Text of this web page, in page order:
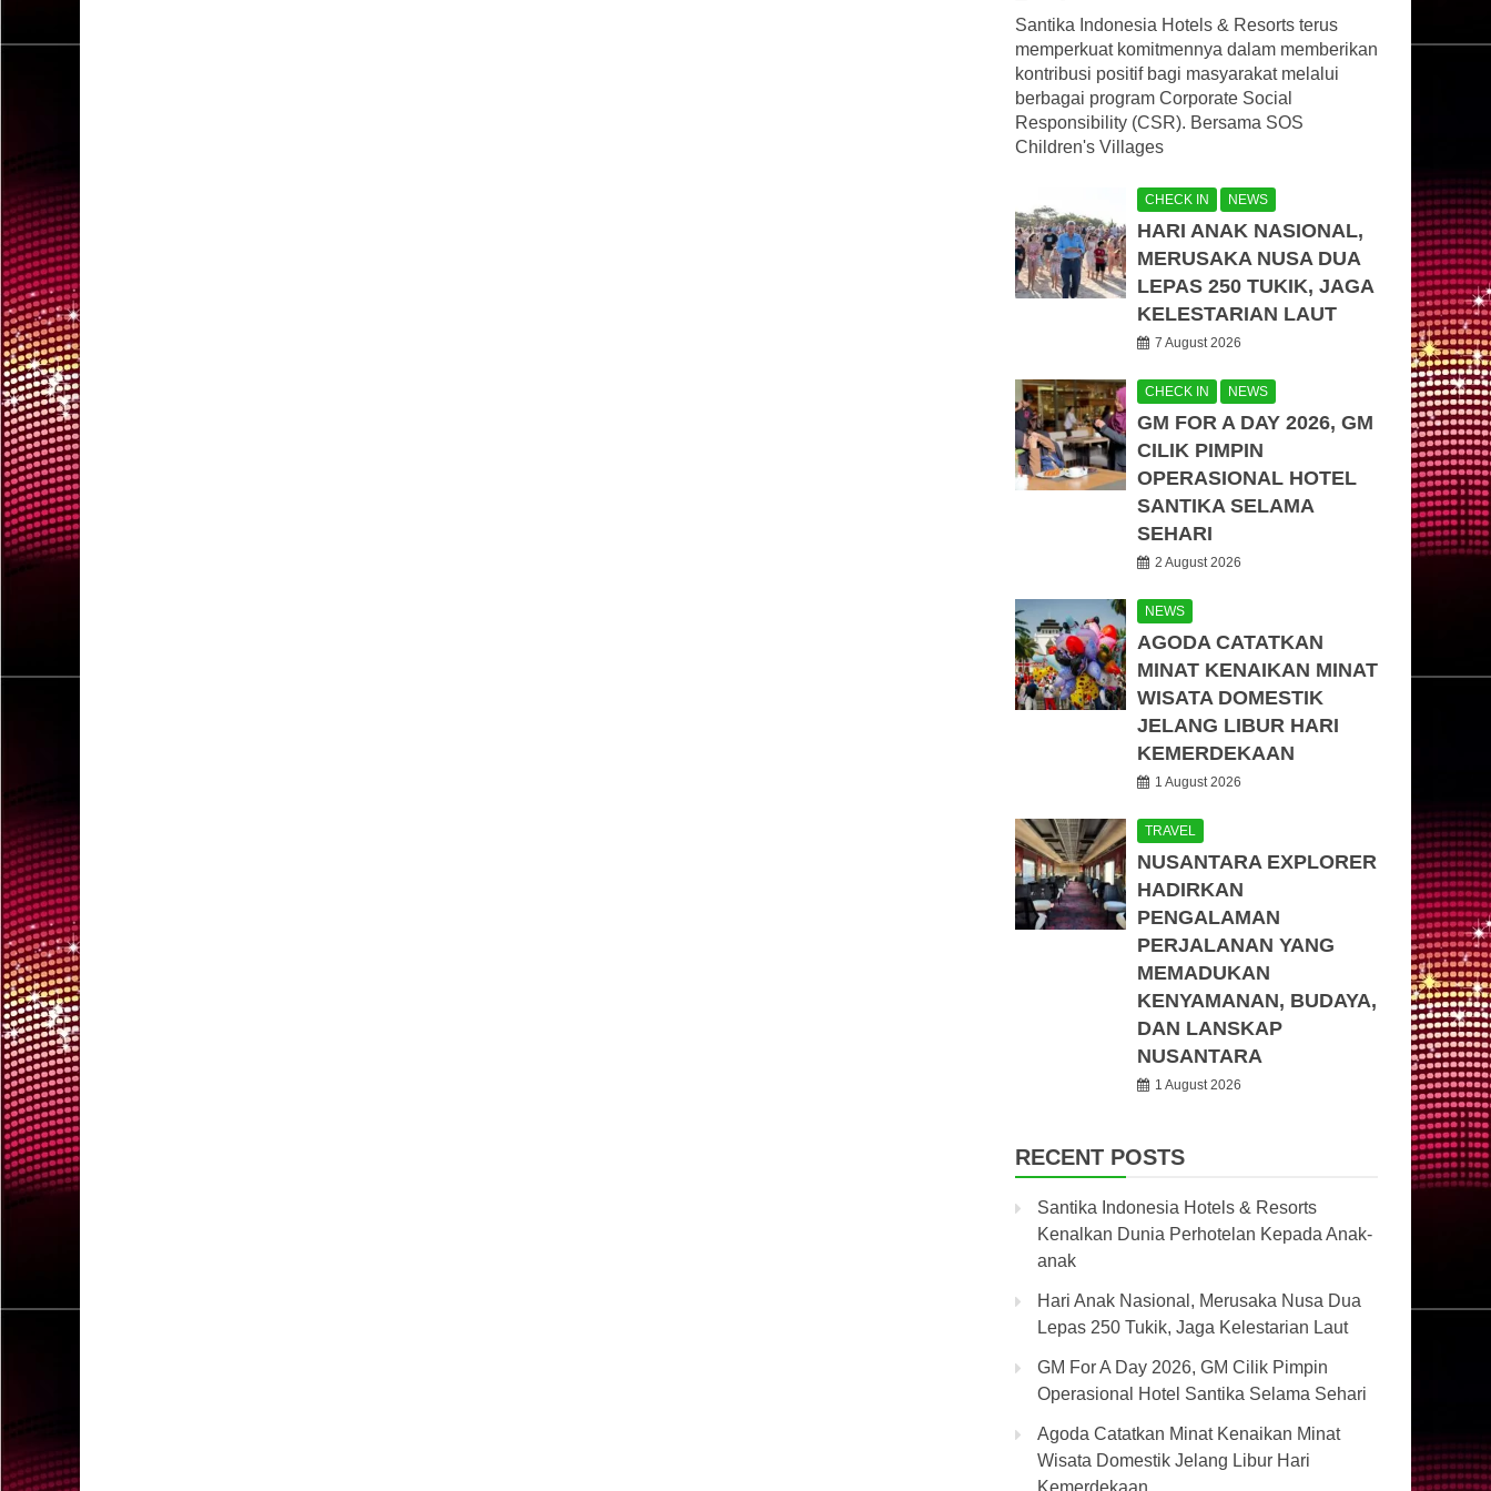
Santika Indonesia Hotels & Resorts terus
memperkuat komitmennya dalam memberikan
kontribusi positif bagi masyarakat melalui
berbagai program Corporate Social
Responsibility (CSR). Bersama SOS
Children's Villages
CHECK IN NEWS
HARI ANAK NASIONAL,
MERUSAKA NUSA DUA
LEPAS 250 TUKIK, JAGA
KELESTARIAN LAUT
7 August 2026
CHECK IN NEWS
GM FOR A DAY 2026, GM
CILIK PIMPIN
OPERASIONAL HOTEL
SANTIKA SELAMA
SEHARI
2 August 2026
NEWS
AGODA CATATKAN
MINAT KENAIKAN MINAT
WISATA DOMESTIK
JELANG LIBUR HARI
KEMERDEKAAN
1 August 2026
TRAVEL
NUSANTARA EXPLORER
HADIRKAN
PENGALAMAN
PERJALANAN YANG
MEMADUKAN
KENYAMANAN, BUDAYA,
DAN LANSKAP
NUSANTARA
1 August 2026
RECENT POSTS
Santika Indonesia Hotels & Resorts
Kenalkan Dunia Perhotelan Kepada Anak-
anak
Hari Anak Nasional, Merusaka Nusa Dua
Lepas 250 Tukik, Jaga Kelestarian Laut
GM For A Day 2026, GM Cilik Pimpin
Operasional Hotel Santika Selama Sehari
Agoda Catatkan Minat Kenaikan Minat
Wisata Domestik Jelang Libur Hari